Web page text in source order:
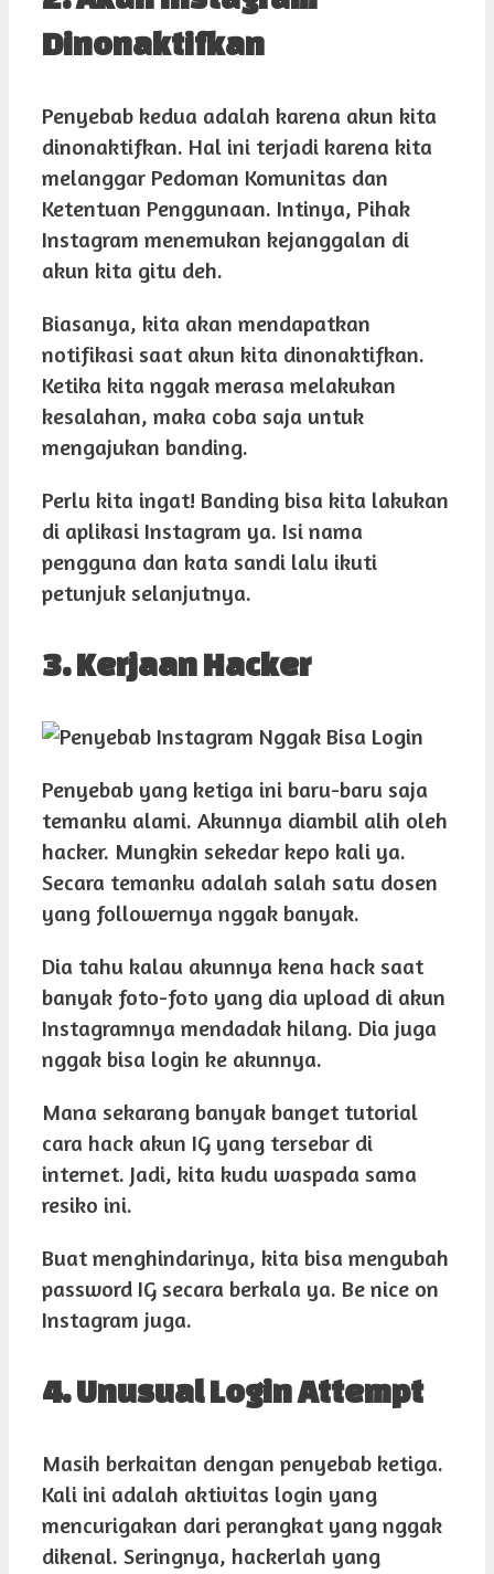
Dinonaktifkan
Penyebab kedua adalah karena akun kita
dinonaktifkan. Hal ini terjadi karena kita
melanggar Pedoman Komunitas dan
Ketentuan Penggunaan. Intinya, Pihak
Instagram menemukan kejanggalan di
akun kita gitu deh.
Biasanya, kita akan mendapatkan
notifikasi saat akun kita dinonaktifkan.
Ketika kita nggak merasa melakukan
kesalahan, maka coba saja untuk
mengajukan banding.
Perlu kita ingat! Banding bisa kita lakukan
di aplikasi Instagram ya. Isi nama
pengguna dan kata sandi lalu ikuti
petunjuk selanjutnya.
3. Kerjaan Hacker
Penyebab yang ketiga ini baru-baru saja
temanku alami. Akunnya diambil alih oleh
hacker. Mungkin sekedar kepo kali ya.
Secara temanku adalah salah satu dosen
yang followernya nggak banyak.
Dia tahu kalau akunnya kena hack saat
banyak foto-foto yang dia upload di akun
Instagramnya mendadak hilang. Dia juga
nggak bisa login ke akunnya.
Mana sekarang banyak banget tutorial
cara hack akun IG yang tersebar di
internet. Jadi, kita kudu waspada sama
resiko ini.
Buat menghindarinya, kita bisa mengubah
password IG secara berkala ya. Be nice on
Instagram juga.
4. Unusual Login Attempt
Masih berkaitan dengan penyebab ketiga.
Kali ini adalah aktivitas login yang
mencurigakan dari perangkat yang nggak
dikenal. Seringnya, hackerlah yang